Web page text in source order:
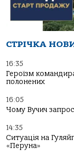
СТРІЧКА
16:35
Героїзм
полонених
16:05
Чому Вучич
14:35
Ситуація на
«Перуна»